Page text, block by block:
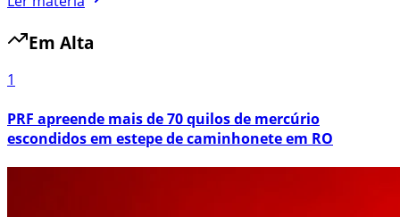
Em Alta
1
PRF apreende mais de 70 quilos de mercúrio
escondidos em estepe de caminhonete em RO